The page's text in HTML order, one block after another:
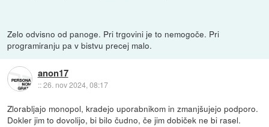
Zelo odvisno od panoge. Pri trgovini je to nemogoče. Pri
programiranju pa v bistvu precej malo.
anon17
::26. nov 2024, 08:17
Zlorabljajo monopol, kradejo uporabnikom in zmanjšujejo podporo.
Dokler jim to dovolijo, bi bilo čudno, če jim dobiček ne bi rasel.